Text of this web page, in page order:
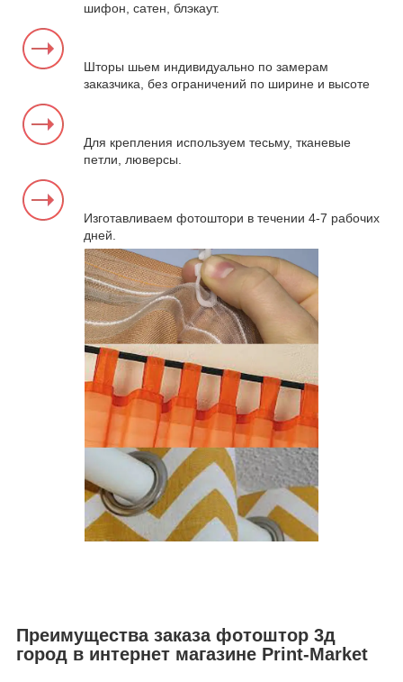
шифон, сатен, блэкаут.
Шторы шьем индивидуально по замерам
заказчика, без ограничений по ширине и высоте
Для крепления используем тесьму, тканевые
петли, люверсы.
Изготавливаем фотоштори в течении 4-7 рабочих
дней.
Преимущества заказа фотоштор 3д
город в интернет магазине Print-Market